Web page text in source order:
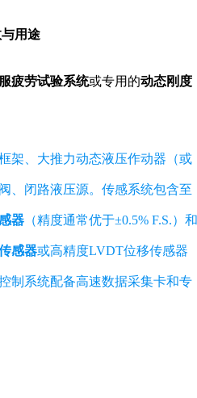
用途
疲劳试验系统或专用的动态刚度
架、大推力动态液压作动器（或
、闭路液压源。传感系统包含至
器 （精度通常优于±0.5% F.S.）和
感器或高精度LVDT位移传感器
制系统配备高速数据采集卡和专